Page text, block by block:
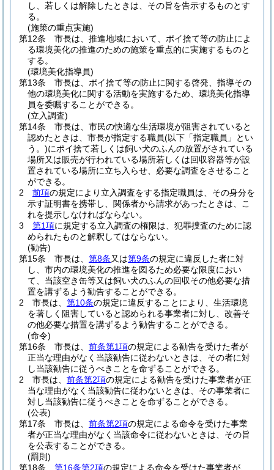
し、若しくは解除したときは、その旨を告示するものとす
る。
(施策の重点実施)
第12条
市長は、推進地域において、ポイ捨て等の防止によ
る環境美化の推進のための施策を重点的に実施するものと
する。
(環境美化指導員)
第13条
市長は、ポイ捨て等の防止に関する啓発、指導その
他の環境美化に関する活動を実施するため、環境美化指導
員を委嘱することができる。
(立入調査)
第14条
市長は、市民の快適な生活環境が阻害されていると
認めたときは、市長が指定する職員(以下「指定職員」とい
う。)にポイ捨て若しくは飼い犬のふんの放置がされている
場所又は販売が行われている場所若しくは回収容器等が設
置されている場所に立ち入らせ、必要な調査をさせること
ができる。
2
前項の規定により立入調査をする指定職員は、その身分を
示す証明書を携帯し、関係者から請求があったときは、こ
れを提示しなければならない。
3
第1項に規定する立入調査の権限は、犯罪捜査のために認
められたものと解釈してはならない。
(勧告)
第15条
市長は、 第8条又は第9条の規定に違反した者に対
し、市内の環境美化の推進を図るため必要な限度におい
て、当該空き缶等又は飼い犬のふんの回収その他必要な措
置を講ずるよう勧告することができる。
2
市長は、 第10条の規定に違反することにより、生活環境
を著しく阻害していると認められる事業者に対し、改善そ
の他必要な措置を講ずるよう勧告することができる。
(命令)
第16条
市長は、 前条第1項の規定による勧告を受けた者が
正当な理由がなく当該勧告に従わないときは、その者に対
し当該勧告に従うべきことを命ずることができる。
2
市長は、 前条第2項の規定による勧告を受けた事業者が正
当な理由がなく当該勧告に従わないときは、その事業者に
対し当該勧告に従うべきことを命ずることができる。
(公表)
第17条
市長は、 前条第2項の規定による命令を受けた事業
者が正当な理由がなく当該命令に従わないときは、その旨
を公表することができる。
(罰則)
第18条
第16条第2項の規定による命令を受けた事業者が、